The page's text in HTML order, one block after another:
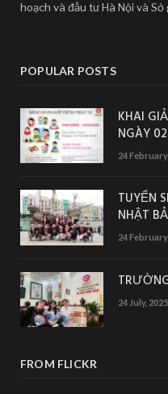
hoạch và đầu tư Hà Nội và
POPULAR POSTS
KHAI
NGÀY
24
TUYỂN
NHẬT
24
24 July, 2025
FROM FLICKR